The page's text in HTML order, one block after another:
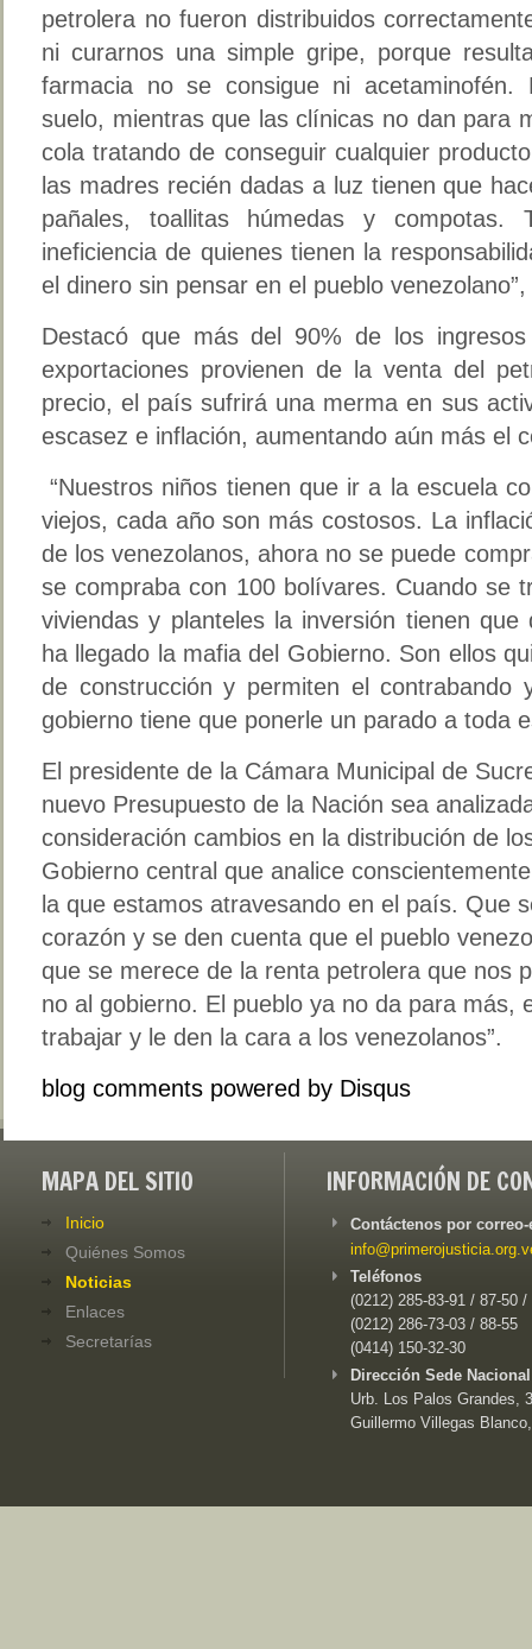
petrolera no fueron distribuidos
ni curarnos una simple gripe, porque
farmacia no se consigue ni
suelo, mientras que las clínicas no dan para
cola tratando de conseguir cualquier
las madres recién dadas a luz tienen que
pañales, toallitas húmedas y
ineficiencia de quienes tienen la
el dinero sin pensar en el pueblo
Destacó que más del 90% de los
exportaciones provienen de la venta del
precio, el país sufrirá una merma en sus
escasez e inflación, aumentando aún más el
“Nuestros niños tienen que ir a la escuela
viejos, cada año son más costosos. La
de los venezolanos, ahora no se puede
se compraba con 100 bolívares. Cuando se
viviendas y planteles la inversión tienen
ha llegado la mafia del Gobierno. Son ellos
de construcción y permiten el contrabando
gobierno tiene que ponerle un parado a toda
El presidente de la Cámara Municipal de
nuevo Presupuesto de la Nación sea
consideración cambios en la distribución de
Gobierno central que analice
la que estamos atravesando en el país. Que
corazón y se den cuenta que el pueblo
que se merece de la renta petrolera que nos
no al gobierno. El pueblo ya no da para más,
trabajar y le den la cara a los venezolanos”.
blog comments powered by Disqus
MAPA DEL SITIO
Inicio
Quiénes Somos
Noticias
Enlaces
Secretarías
INFORMACIÓN DE
Contáctenos por
Teléfonos
(0212) 285-83-91 / 87-50 /
(0212) 286-73-03 / 88-55
(0414) 150-32-30
Dirección Sede
Urb. Los Palos Grandes,
Guillermo Villegas